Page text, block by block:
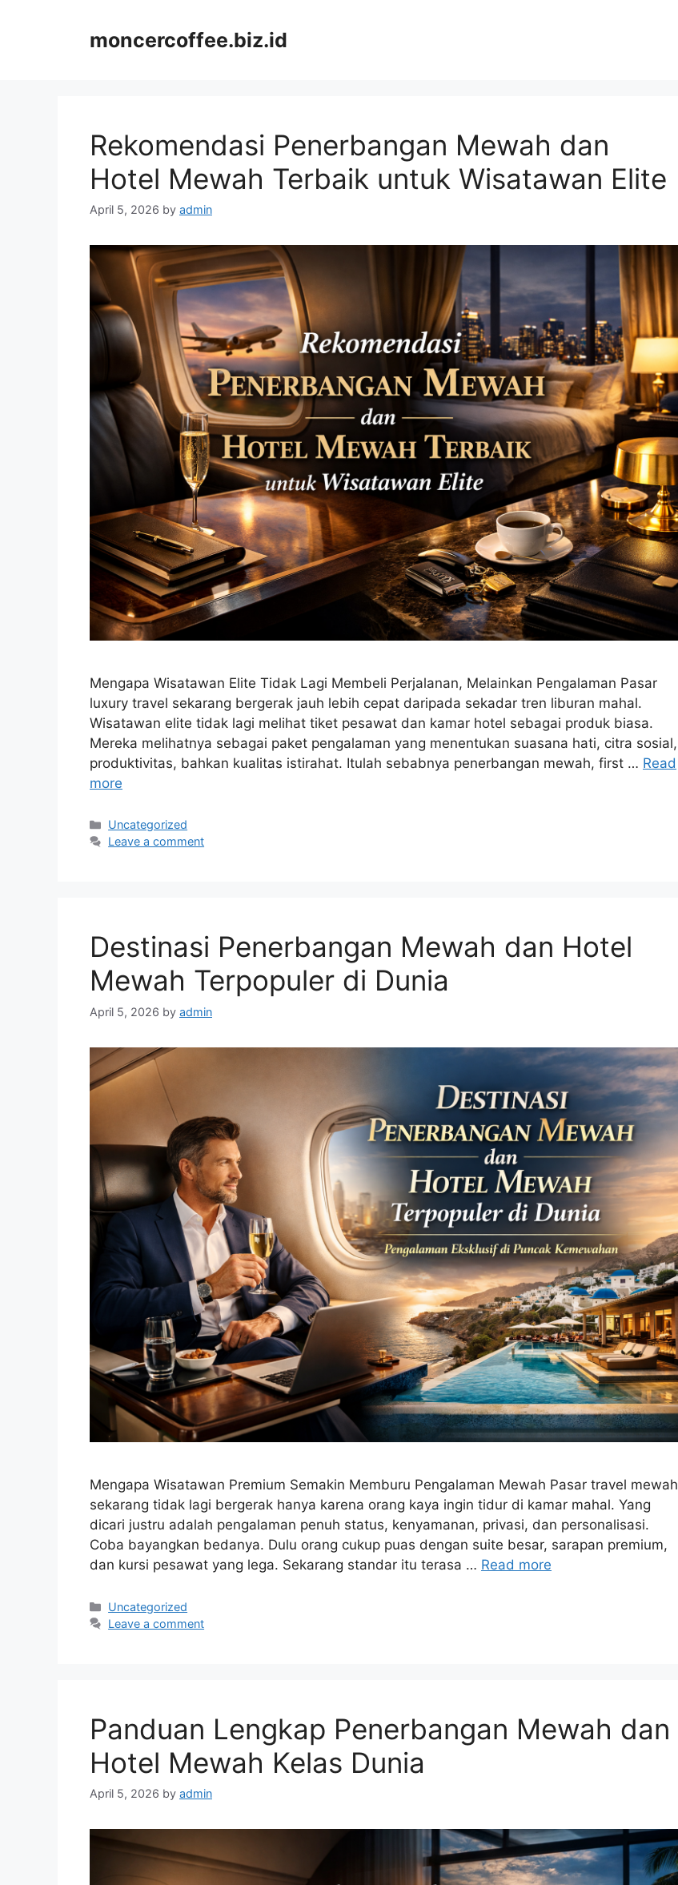
moncercoffee.biz.id
Rekomendasi Penerbangan Mewah dan
Hotel Mewah Terbaik untuk Wisatawan Elite
April 5, 2026 by admin
Mengapa Wisatawan Elite Tidak Lagi Membeli Perjalanan, Melainkan Pengalaman Pasar
luxury travel sekarang bergerak jauh lebih cepat daripada sekadar tren liburan mahal.
Wisatawan elite tidak lagi melihat tiket pesawat dan kamar hotel sebagai produk biasa.
Mereka melihatnya sebagai paket pengalaman yang menentukan suasana hati, citra sosial,
produktivitas, bahkan kualitas istirahat. Itulah sebabnya penerbangan mewah, first … Read
more
Categories
Uncategorized
Leave a comment
Destinasi Penerbangan Mewah dan Hotel
Mewah Terpopuler di Dunia
April 5, 2026 by admin
Mengapa Wisatawan Premium Semakin Memburu Pengalaman Mewah Pasar travel mewah
sekarang tidak lagi bergerak hanya karena orang kaya ingin tidur di kamar mahal. Yang
dicari justru adalah pengalaman penuh status, kenyamanan, privasi, dan personalisasi.
Coba bayangkan bedanya. Dulu orang cukup puas dengan suite besar, sarapan premium,
dan kursi pesawat yang lega. Sekarang standar itu terasa … Read more
Categories
Uncategorized
Leave a comment
Panduan Lengkap Penerbangan Mewah dan
Hotel Mewah Kelas Dunia
April 5, 2026 by admin